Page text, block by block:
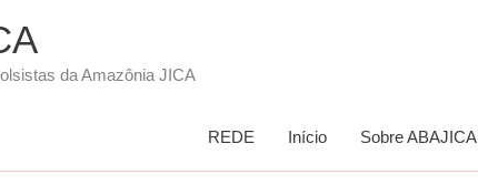
da Amazônia JICA
REDE Início Sobre ABAJICA